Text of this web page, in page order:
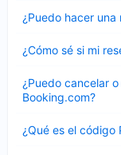
¿Puedo hacer
cerrado
¿Cómo sé si mi
cerrado
¿Puedo cancelar
Booking.com?
cerrado
¿Qué es el código
cerrado